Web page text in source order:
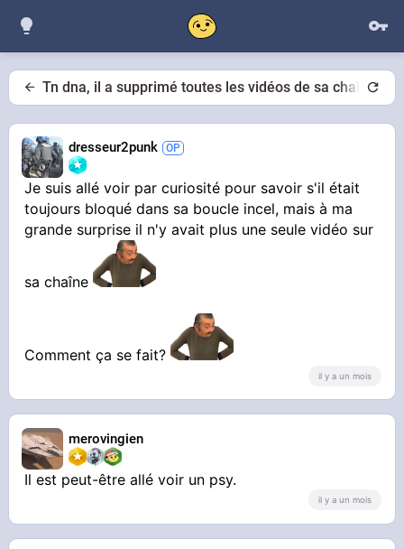
Tn dna, il a supprimé toutes les vidéos de sa chaîne?
dresseur2punk
Je suis allé voir par curiosité pour savoir s'il était
toujours bloqué dans sa boucle incel, mais à ma
grande surprise il n'y avait plus une seule vidéo sur
sa chaîne
Comment ça se fait?
il y a un mois
merovingien
Il est peut-être allé voir un psy.
il y a un mois